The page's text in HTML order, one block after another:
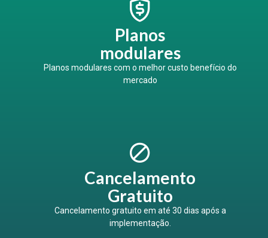
Planos
modulares
Planos modulares com o melhor custo benefício do
mercado
Cancelamento
Gratuito
Cancelamento gratuito em até 30 dias após a
implementação.